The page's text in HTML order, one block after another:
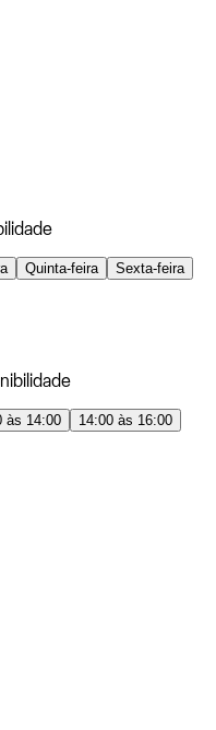
Quinta-feira
Sexta-feira
às 14:00
14:00 às 16:00